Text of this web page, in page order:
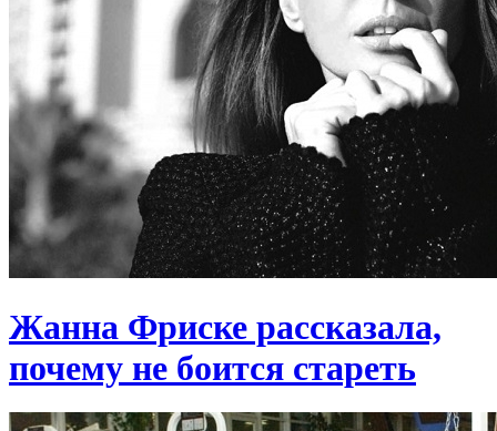
Жанна Фриске рассказала,
почему не боится стареть